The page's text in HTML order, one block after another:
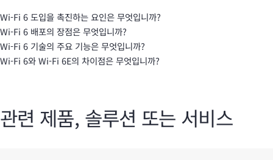
Wi-Fi 6 도입을 촉진하는 요인은 무엇입니까?
Wi-Fi 6 배포의 장점은 무엇입니까?
Wi-Fi 6 기술의 주요 기능은 무엇입니까?
Wi-Fi 6와 Wi-Fi 6E의 차이점은 무엇입니까?
관련 제품, 솔루션 또는 서비스